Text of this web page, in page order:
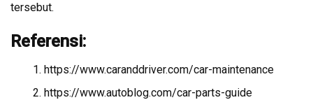
tersebut.
Referensi:
https://www.caranddriver.com/car-maintenance
https://www.autoblog.com/car-parts-guide